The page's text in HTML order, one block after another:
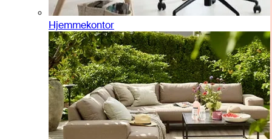
Hjemmekontor